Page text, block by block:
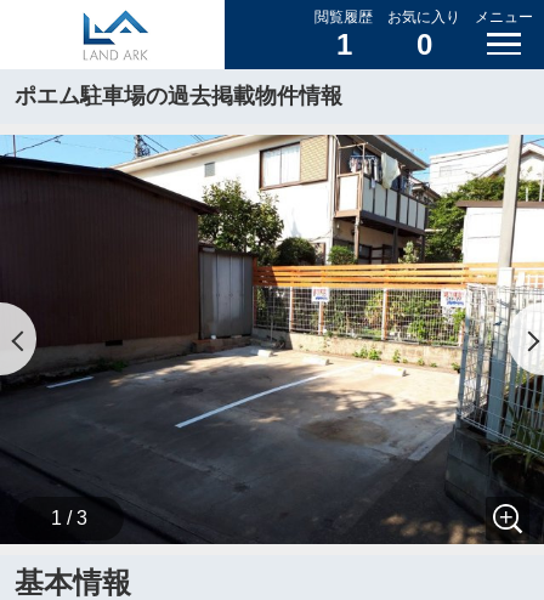
閲覧履歴
1
お気に入り
0
メニュー
ポエム駐車場の過去掲載物件情報
1 / 3
基本情報